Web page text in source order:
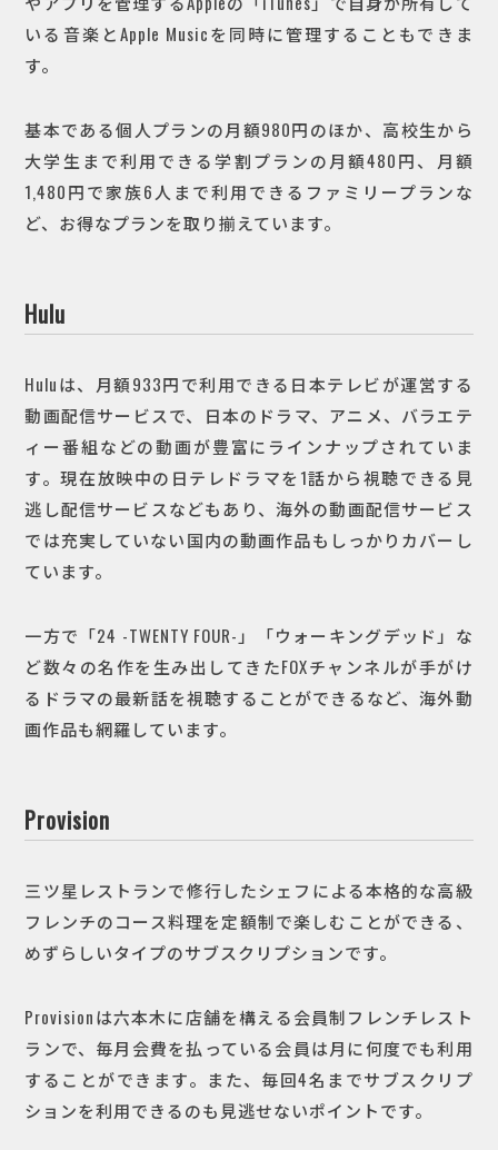
いる音楽とApple Musicを同時に管理することもできま
す。
基本である個人プランの月額980円のほか、高校生から
大学生まで利用できる学割プランの月額480円、月額
1,480円で家族6人まで利用できるファミリープランな
ど、お得なプランを取り揃えています。
Hulu
Huluは、月額933円で利用できる日本テレビが運営する
動画配信サービスで、日本のドラマ、アニメ、バラエテ
ィー番組などの動画が豊富にラインナップされていま
す。現在放映中の日テレドラマを1話から視聴できる見
逃し配信サービスなどもあり、海外の動画配信サービス
では充実していない国内の動画作品もしっかりカバーし
ています。
一方で「24 -TWENTY FOUR-」「ウォーキングデッド」な
ど数々の名作を生み出してきたFOXチャンネルが手がけ
るドラマの最新話を視聴することができるなど、海外動
画作品も網羅しています。
Provision
三ツ星レストランで修行したシェフによる本格的な高級
フレンチのコース料理を定額制で楽しむことができる、
めずらしいタイプのサブスクリプションです。
Provisionは六本木に店舗を構える会員制フレンチレスト
ランで、毎月会費を払っている会員は月に何度でも利用
することができます。また、毎回4名までサブスクリプ
ションを利用できるのも見逃せないポイントです。